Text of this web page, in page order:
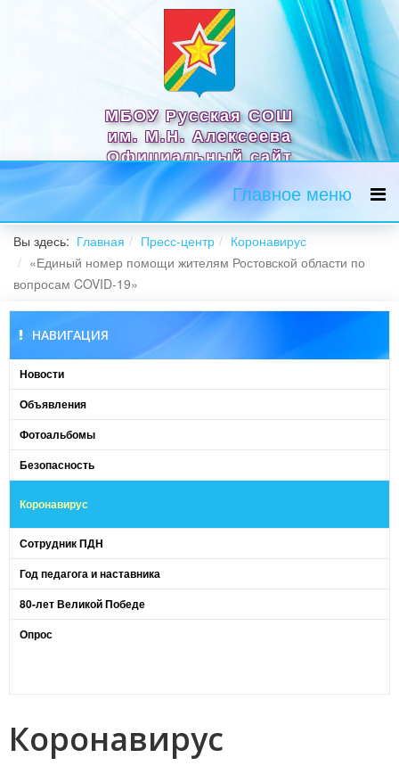
МБОУ Русская СОШ
им. М.Н. Алексеева
Официальный сайт
Главное меню
Вы здесь: Главная Пресс-центр
Коронавирус
«Единый номер помощи жителям Ростовской области по
вопросам COVID-19»
НАВИГАЦИЯ
Новости
Объявления
Фотоальбомы
Безопасность
Коронавирус
Сотрудник ПДН
Год педагога и наставника
80-лет Великой Победе
Опрос
Коронавирус